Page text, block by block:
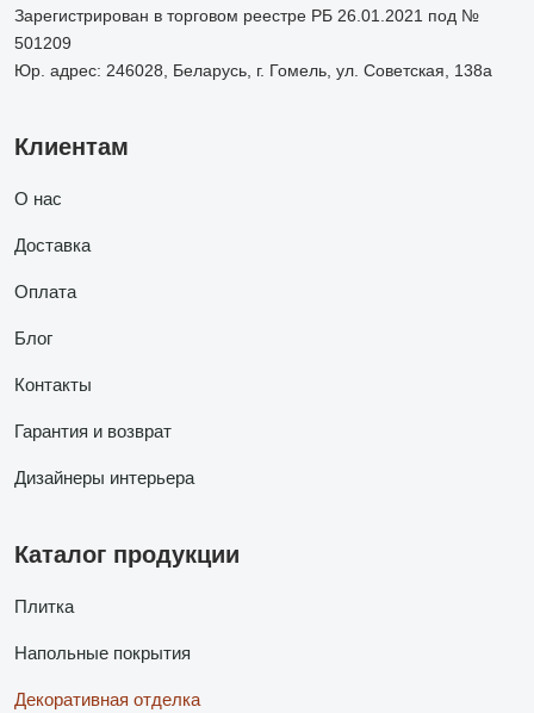
Зарегистрирован в торговом реестре РБ 26.01.2021 под №
501209
Юр. адрес: 246028, Беларусь, г. Гомель, ул. Советская, 138а
Клиентам
О нас
Доставка
Оплата
Блог
Контакты
Гарантия и возврат
Дизайнеры интерьера
Каталог продукции
Плитка
Напольные покрытия
Декоративная отделка